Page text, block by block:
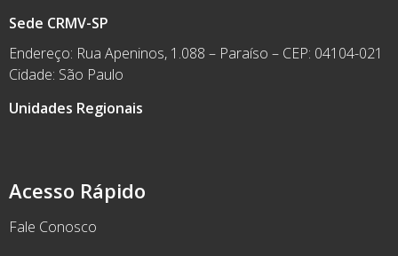
Acesso Rápido
Fale Conosco
Sede CRMV-SP
Endereço: Rua Apeninos, 1.088 – Paraíso – CEP: 04104-021
Cidade: São Paulo
Unidades Regionais